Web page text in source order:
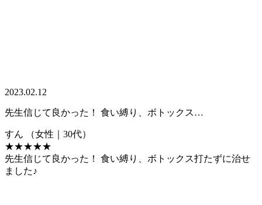
2023.02.12
先生信じて良かった！ 食い縛り、ボトックス…
すん
（女性｜30代）
★★★★★
先生信じて良かった！ 食い縛り、ボトックス打たずに治せ
ました♪